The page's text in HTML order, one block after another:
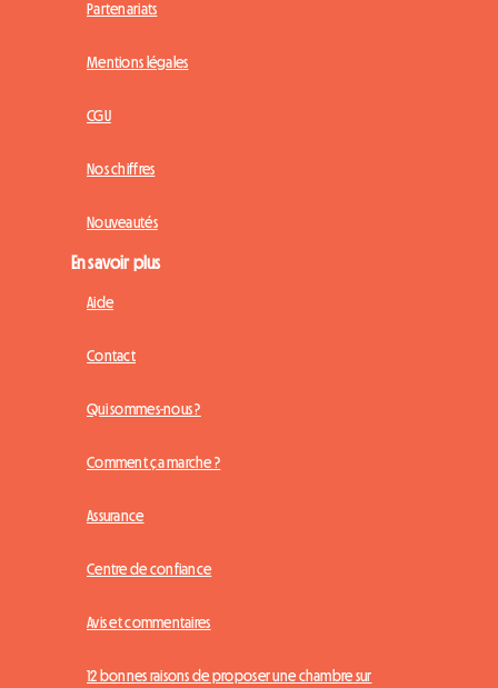
Partenariats
Mentions légales
CGU
Nos chiffres
Nouveautés
En savoir plus
Aide
Contact
Qui sommes-nous ?
Comment ça marche ?
Assurance
Centre de confiance
Avis et commentaires
12 bonnes raisons de proposer une chambre sur